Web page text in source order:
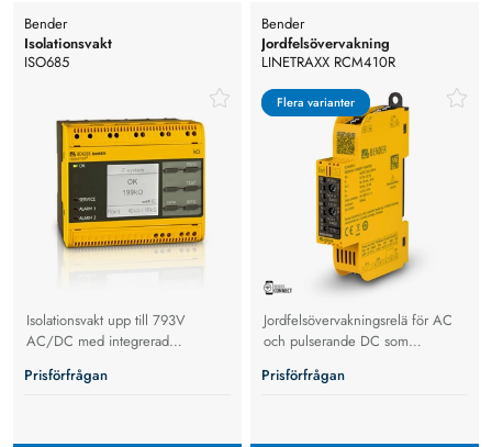
Bender
Isolationsvakt
ISO685
Isolationsvakt upp till 793V
AC/DC med integrerad
mätprofiler.
Prisförfrågan
Flera varianter
Flera varianter
Bender
Jordfelsövervakning
LINETRAXX RCM410R
Jordfelsövervakningsrelä för AC
och pulserande DC som
justerbara larmnivåer och
Prisförfrågan